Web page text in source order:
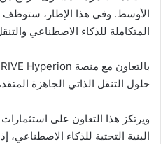
المتكاملة للذكاء الاصطناعي
حلول التنقل الذاتي الجاهزة
ويرتكز هذا التعاون على